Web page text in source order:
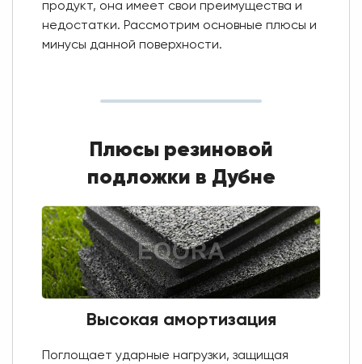
продукт, она имеет свои преимущества и
недостатки. Рассмотрим основные плюсы и
минусы данной поверхности.
Плюсы резиновой
подложки в Дубне
Высокая амортизация
Поглощает ударные нагрузки, защищая